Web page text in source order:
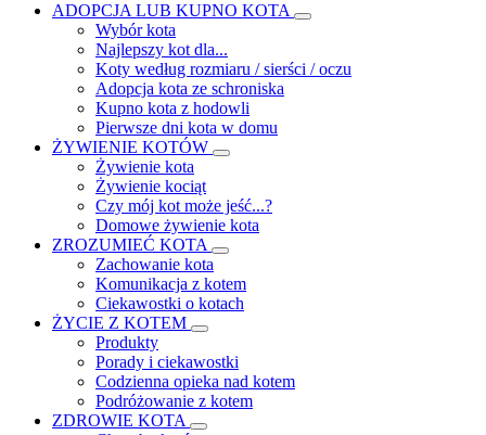
ADOPCJA LUB KUPNO KOTA
Wybór kota
Najlepszy kot dla...
Koty według rozmiaru / sierści / oczu
Adopcja kota ze schroniska
Kupno kota z hodowli
Pierwsze dni kota w domu
ŻYWIENIE KOTÓW
Żywienie kota
Żywienie kociąt
Czy mój kot może jeść...?
Domowe żywienie kota
ZROZUMIEĆ KOTA
Zachowanie kota
Komunikacja z kotem
Ciekawostki o kotach
ŻYCIE Z KOTEM
Produkty
Porady i ciekawostki
Codzienna opieka nad kotem
Podróżowanie z kotem
ZDROWIE KOTA